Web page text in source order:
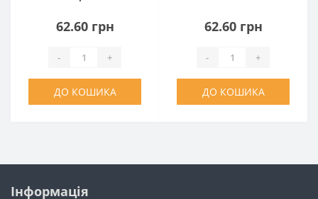
62.60 грн
- +
ДО КОШИКА
62.60 грн
- +
ДО КОШИКА
Інформація